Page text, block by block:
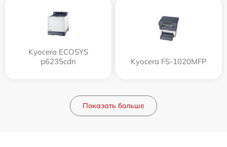
Kyocera ECOSYS
p6235cdn
Kyocera FS-1020MFP
Показать больше